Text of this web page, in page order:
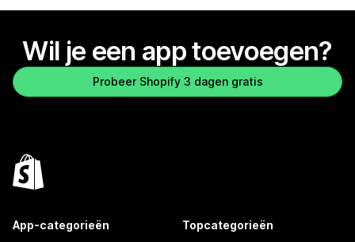
Wil je een app toevoegen?
Probeer Shopify 3 dagen gratis
App-categorieën Topcategorieën